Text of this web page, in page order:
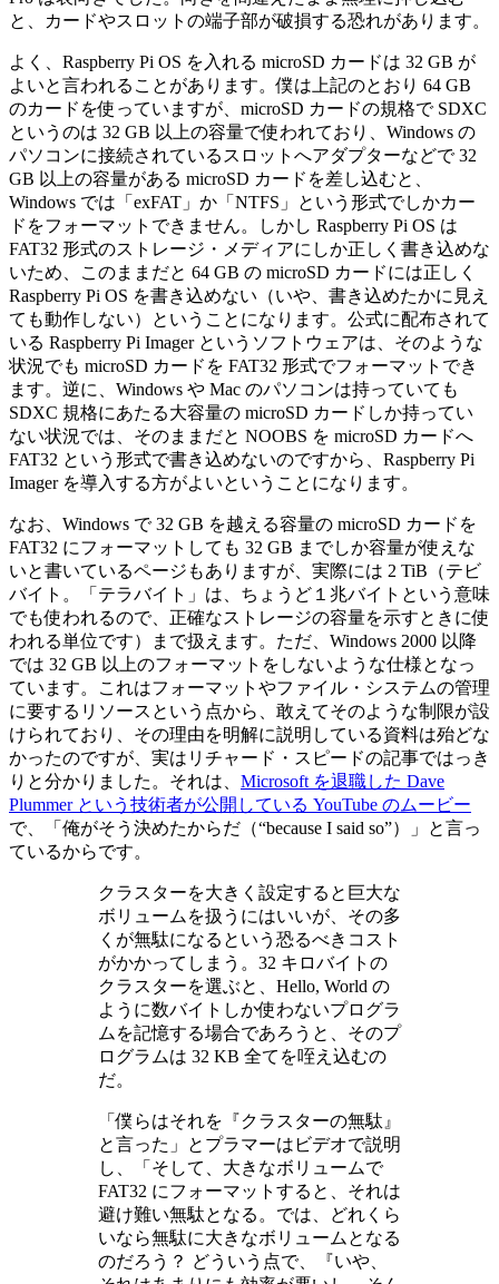
と、カードやスロットの端子部が破損する恐れがあります。
よく、Raspberry Pi OS を入れる microSD カードは 32 GB が
よいと言われることがあります。僕は上記のとおり 64 GB
のカードを使っていますが、microSD カードの規格で SDXC
というのは 32 GB 以上の容量で使われており、Windows の
パソコンに接続されているスロットへアダプターなどで 32
GB 以上の容量がある microSD カードを差し込むと、
Windows では「exFAT」か「NTFS」という形式でしかカー
ドをフォーマットできません。しかし Raspberry Pi OS は
FAT32 形式のストレージ・メディアにしか正しく書き込めな
いため、このままだと 64 GB の microSD カードには正しく
Raspberry Pi OS を書き込めない（いや、書き込めたかに見え
ても動作しない）ということになります。公式に配布されて
いる Raspberry Pi Imager というソフトウェアは、そのような
状況でも microSD カードを FAT32 形式でフォーマットでき
ます。逆に、Windows や Mac のパソコンは持っていても
SDXC 規格にあたる大容量の microSD カードしか持ってい
ない状況では、そのままだと NOOBS を microSD カードへ
FAT32 という形式で書き込めないのですから、Raspberry Pi
Imager を導入する方がよいということになります。
なお、Windows で 32 GB を越える容量の microSD カードを
FAT32 にフォーマットしても 32 GB までしか容量が使えな
いと書いているページもありますが、実際には 2 TiB（テビ
バイト。「テラバイト」は、ちょうど１兆バイトという意味
でも使われるので、正確なストレージの容量を示すときに使
われる単位です）まで扱えます。ただ、Windows 2000 以降
では 32 GB 以上のフォーマットをしないような仕様となっ
ています。これはフォーマットやファイル・システムの管理
に要するリソースという点から、敢えてそのような制限が設
けられており、その理由を明解に説明している資料は殆どな
かったのですが、実はリチャード・スピードの記事ではっき
りと分かりました。それは、 Microsoft を退職した Dave
Plummer という技術者が公開している YouTube のムービー
で、「俺がそう決めたからだ（“because I said so”）」と言っ
ているからです。
クラスターを大きく設定すると巨大な
ボリュームを扱うにはいいが、その多
くが無駄になるという恐るべきコスト
がかかってしまう。32 キロバイトの
クラスターを選ぶと、Hello, World の
ように数バイトしか使わないプログラ
ムを記憶する場合であろうと、そのプ
ログラムは 32 KB 全てを咥え込むの
だ。
「僕らはそれを『クラスターの無駄』
と言った」とプラマーはビデオで説明
し、「そして、大きなボリュームで
FAT32 にフォーマットすると、それは
避け難い無駄となる。では、どれくら
いなら無駄に大きなボリュームとなる
のだろう？ どういう点で、『いや、